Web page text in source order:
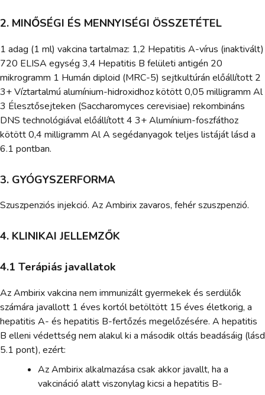
2. MINŐSÉGI ÉS MENNYISÉGI ÖSSZETÉTEL
1 adag (1 ml) vakcina tartalmaz: 1,2 Hepatitis A-vírus (inaktivált)
720 ELISA egység 3,4 Hepatitis B felületi antigén 20
mikrogramm 1 Humán diploid (MRC-5) sejtkultúrán előállított 2
3+ Víztartalmú alumínium-hidroxidhoz kötött 0,05 milligramm Al
3 Élesztősejteken (Saccharomyces cerevisiae) rekombináns
DNS technológiával előállított 4 3+ Alumínium-foszfáthoz
kötött 0,4 milligramm Al A segédanyagok teljes listáját lásd a
6.1 pontban.
3. GYÓGYSZERFORMA
Szuszpenziós injekció. Az Ambirix zavaros, fehér szuszpenzió.
4. KLINIKAI JELLEMZŐK
4.1 Terápiás javallatok
Az Ambirix vakcina nem immunizált gyermekek és serdülők
számára javallott 1 éves kortól betöltött 15 éves életkorig, a
hepatitis A- és hepatitis B-fertőzés megelőzésére. A hepatitis
B elleni védettség nem alakul ki a második oltás beadásáig (lásd
5.1 pont), ezért:
Az Ambirix alkalmazása csak akkor javallt, ha a
vakcináció alatt viszonylag kicsi a hepatitis B-